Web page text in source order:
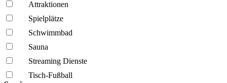
Attraktionen
Spielplätze
Schwimmbad
Sauna
Streaming Dienste
Tisch-Fußball